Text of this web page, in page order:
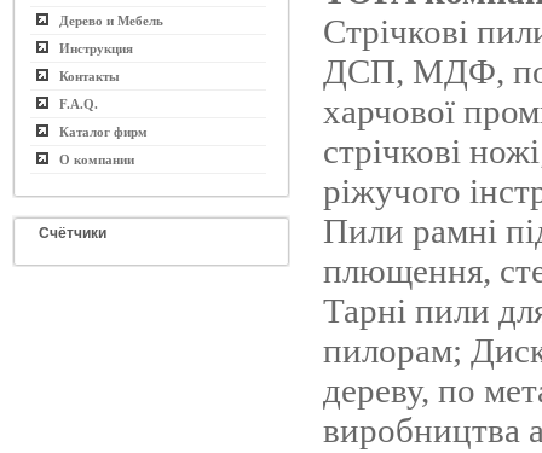
Дерево и Мебель
Инструкция
Контакты
F.A.Q.
Каталог фирм
О компании
Счётчики
Стрічкові
ДСП, МДФ, по
харчової
стрічкові
ріжучого
Пили рамні
плющення,
Тарні пили
пилорам;
дереву, по
виробництва